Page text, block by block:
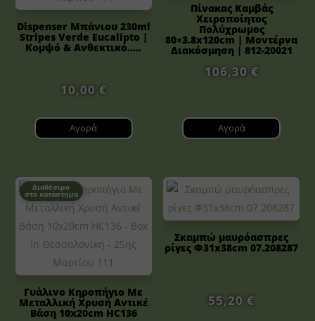
Dispenser Μπάνιου 230ml
Stripes Verde Eucalipto |
Κομψό & Ανθεκτικό.....
10,00 €
Αγορά
Πίνακας Καμβάς
Χειροποίητος
Πολύχρωμος
80×3.8x120cm | Μοντέρνα
Διακόσμηση | 812-20021
106,30 €
Αγορά
Διαθέσιμο
στο κατάστημα
Γυάλινο Κηροπήγιο Με
Μεταλλική Χρυσή Αντικέ
Βάση 10x20cm HC136
Σκαμπώ μαυρόασπρες
ρίγες Φ31x38cm 07.208287
55,20€